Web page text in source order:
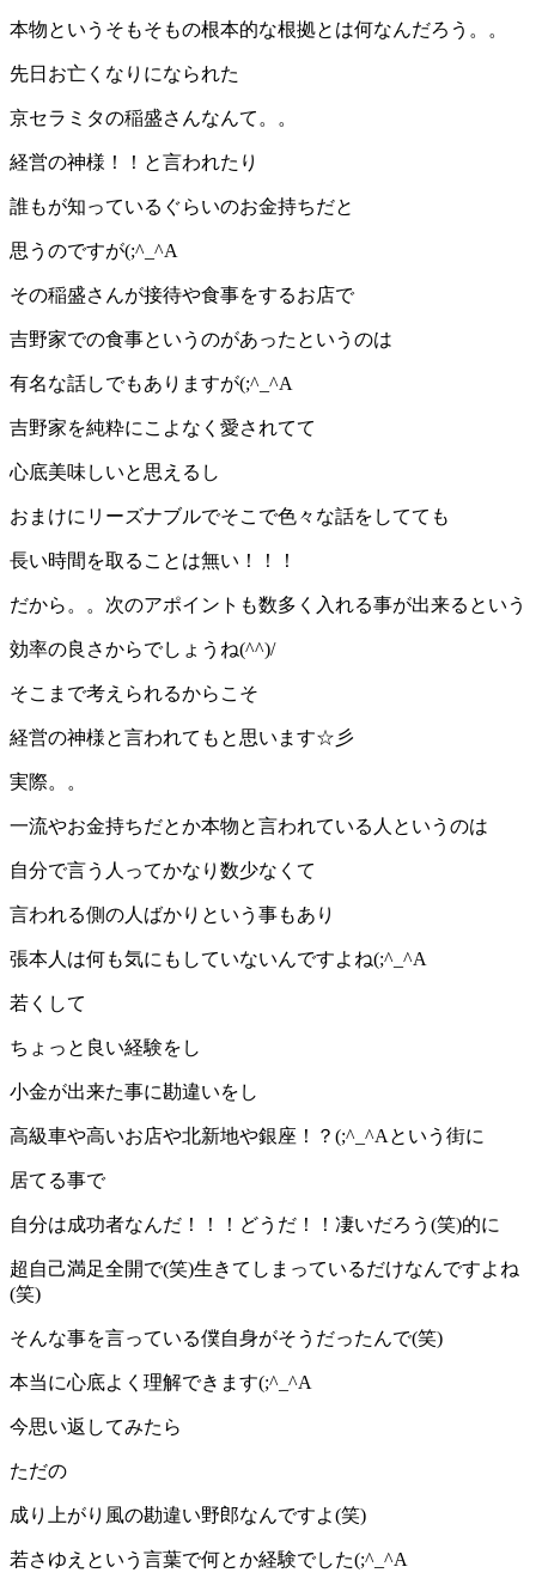
本物というそもそもの根本的な根拠とは何なんだろう。。
先日お亡くなりになられた
京セラミタの稲盛さんなんて。。
経営の神様！！と言われたり
誰もが知っているぐらいのお金持ちだと
思うのですが(;^_^A
その稲盛さんが接待や食事をするお店で
吉野家での食事というのがあったというのは
有名な話しでもありますが(;^_^A
吉野家を純粋にこよなく愛されてて
心底美味しいと思えるし
おまけにリーズナブルでそこで色々な話をしてても
長い時間を取ることは無い！！！
だから。。次のアポイントも数多く入れる事が出来るという
効率の良さからでしょうね(^^)/
そこまで考えられるからこそ
経営の神様と言われてもと思います☆彡
実際。。
一流やお金持ちだとか本物と言われている人というのは
自分で言う人ってかなり数少なくて
言われる側の人ばかりという事もあり
張本人は何も気にもしていないんですよね(;^_^A
若くして
ちょっと良い経験をし
小金が出来た事に勘違いをし
高級車や高いお店や北新地や銀座！？(;^_^Aという街に
居てる事で
自分は成功者なんだ！！！どうだ！！凄いだろう(笑)的に
超自己満足全開で(笑)生きてしまっているだけなんですよね
(笑)
そんな事を言っている僕自身がそうだったんで(笑)
本当に心底よく理解できます(;^_^A
今思い返してみたら
ただの
成り上がり風の勘違い野郎なんですよ(笑)
若さゆえという言葉で何とか経験でした(;^_^A